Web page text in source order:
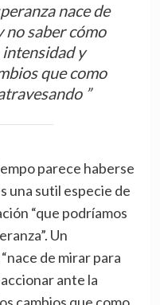
nace de
no saber cómo
y
que como
”
parece haberse
una sutil especie de
“que podríamos
Un
de mirar para
ante la